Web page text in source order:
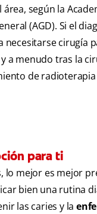
según la
(AGD). Si el
necesitarse cirugía
a menudo tras la
de radioterapia
para ti
lo mejor es mejor
bien una rutina
las caries y la